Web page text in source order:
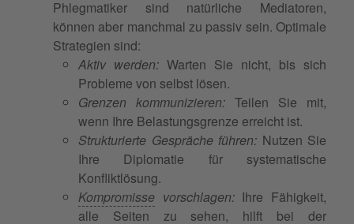
Phlegmatiker sind natürliche Mediatoren,
können aber manchmal zu passiv sein. Optimale
Strategien sind:
Aktiv werden: Warten Sie nicht, bis sich
Probleme von selbst lösen.
Grenzen kommunizieren: Teilen Sie mit,
wenn Ihre Belastungsgrenze erreicht ist.
Strukturierte Gespräche führen: Nutzen Sie
Ihre Diplomatie für systematische
Konfliktlösung.
Kompromisse vorschlagen:Ihre Fähigkeit,
alle Seiten zu sehen, hilft bei der